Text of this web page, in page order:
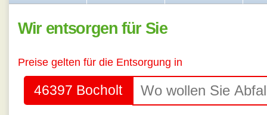
Wir entsorgen für Sie
Preise gelten für die Entsorgung in
46397 Bocholt